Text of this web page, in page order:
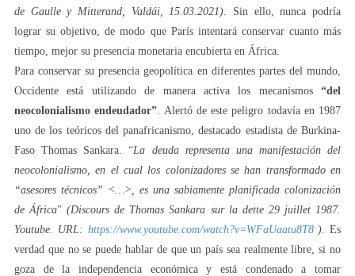
de Gaulle y Mitterand, Valdái, 15.03.2021) . Sin ello, nunca podría
lograr su objetivo, de modo que París intentará conservar cuanto más
tiempo, mejor su presencia monetaria encubierta en África.
Para conservar su presencia geopolítica en diferentes partes del mundo,
Occidente está utilizando de manera activa los mecanismos “del
neocolonialismo endeudador” . Alertó de este peligro todavía en 1987
uno de los teóricos del panafricanismo, destacado estadista de Burkina-
Faso Thomas Sankara. “La deuda representa una manifestación del
neocolonialismo, en el cual los colonizadores se han transformado en
“asesores técnicos” <…>, es una sabiamente planificada colonización
de África"(Discours de Thomas Sankara sur la dette 29 juillet 1987.
Youtube. URL: https://www.youtube.com/watch?v=WFaUaatu8T8) . Es
verdad que no se puede hablar de que un país sea realmente libre, si no
goza de la independencia económica y está condenado a tomar